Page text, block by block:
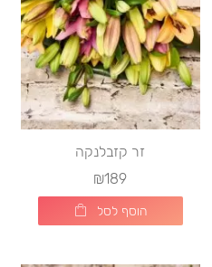
זר קזבלנקה
₪189
הוסף לסל